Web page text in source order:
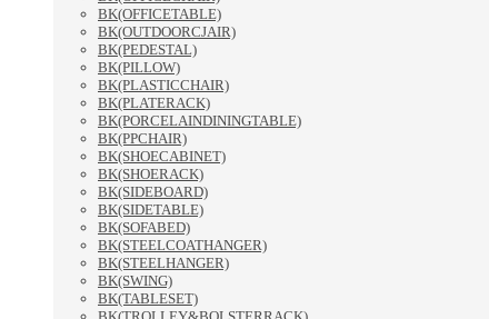
BK(OFFICETABLE)
BK(OUTDOORCJAIR)
BK(PEDESTAL)
BK(PILLOW)
BK(PLASTICCHAIR)
BK(PLATERACK)
BK(PORCELAINDININGTABLE)
BK(PPCHAIR)
BK(SHOECABINET)
BK(SHOERACK)
BK(SIDEBOARD)
BK(SIDETABLE)
BK(SOFABED)
BK(STEELCOATHANGER)
BK(STEELHANGER)
BK(SWING)
BK(TABLESET)